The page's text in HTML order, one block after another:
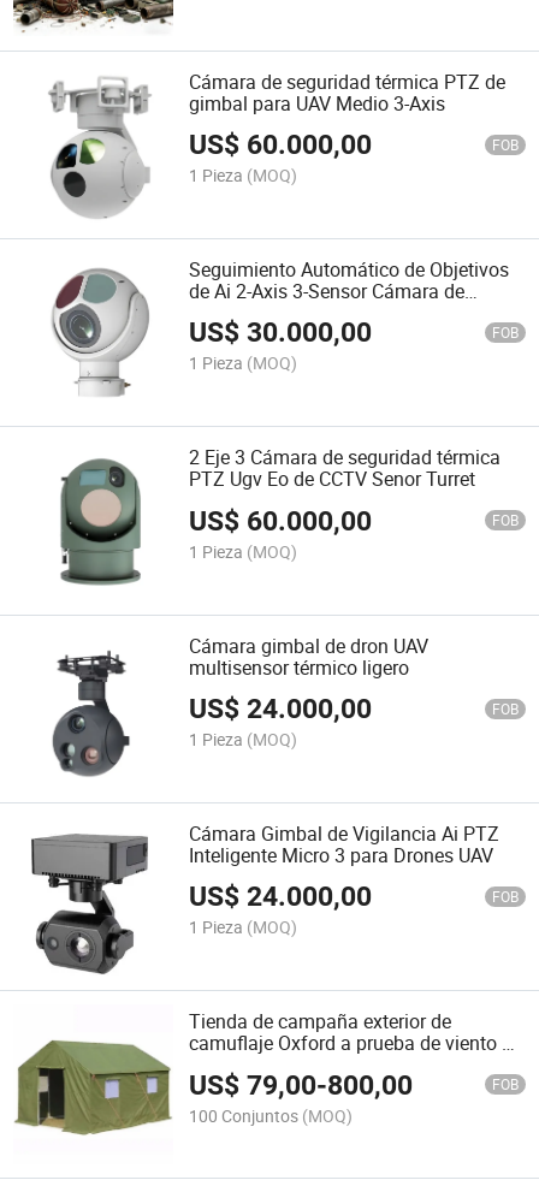
Cámara de seguridad térmica PTZ de
gimbal para UAV Medio 3-Axis
US$ 60.000,00 FOB
1 Pieza (MOQ)
Seguimiento Automático de Objetivos
de Ai 2-Axis 3-Sensor Cámara de
Torreta Ugv para Vehículo Barco
US$30.000,00 FOB
1 Pieza (MOQ)
2 Eje 3 Cámara de seguridad térmica
PTZ Ugv Eo de CCTV Senor Turret
US$ 60.000,00 FOB
1 Pieza (MOQ)
Cámara gimbal de dron UAV
multisensor térmico ligero
US$24.000,00 FOB
1 Pieza (MOQ)
Cámara Gimbal de Vigilancia Ai PTZ
Inteligente Micro 3 para Drones UAV
US$24.000,00 FOB
1 Pieza (MOQ)
Tienda de campaña exterior de
camuflaje Oxford a prueba de viento de
US$79,00-800,00 FOB
100 Conjuntos (MOQ)